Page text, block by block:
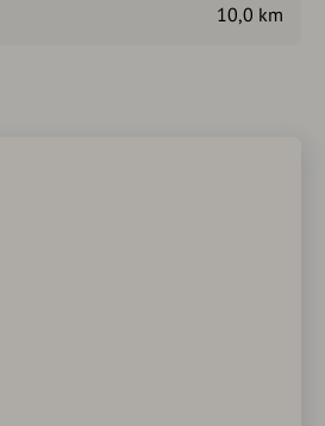
10,0 km